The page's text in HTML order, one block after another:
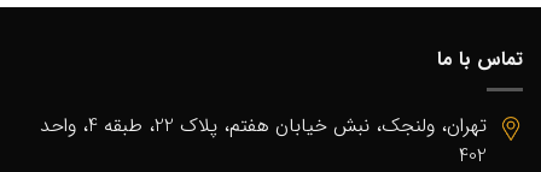
تماس با ما
تهران، ولنجک، نبش خیابان هفتم، پلاک 22، طبقه 4، واحد
402